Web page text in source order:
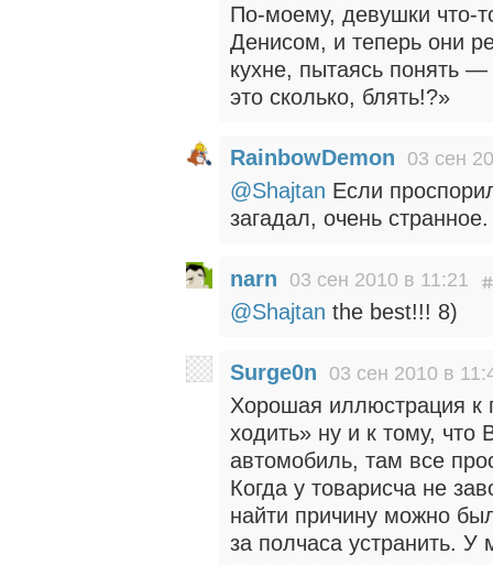
По-моему, девушки что-
Денисом, и теперь они
кухне, пытаясь понять
это сколько, блять!?»
RainbowDemon 03 сен
@Shajtan Если
загадал, очень странное.
narn 03 сен 2010 в 11:21
@Shajtan the best!!! 8)
Surge0n 03 сен 2010 в
Хорошая иллюстрация к
ходить» ну и к тому,
автомобиль, там все
Когда у товарисча не
найти причину можно
за полчаса устранить. У